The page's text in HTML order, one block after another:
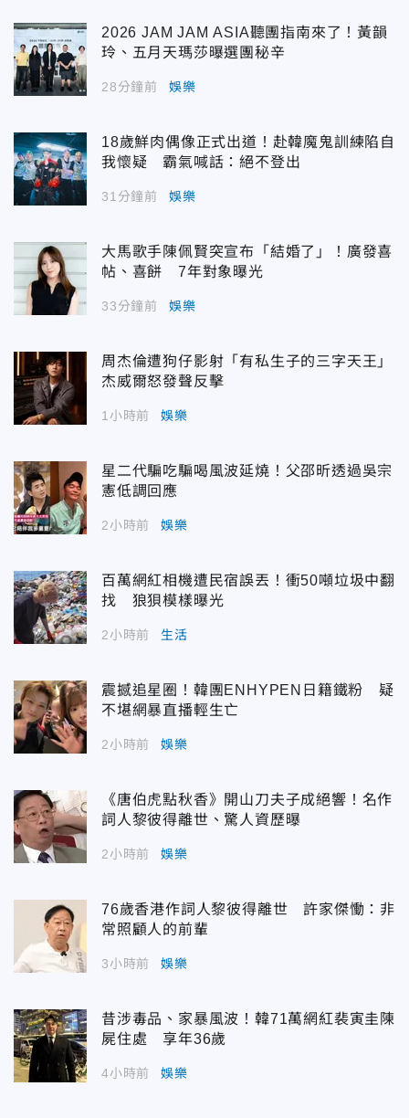
2026 JAM JAM ASIA聽團指南來了！黃韻
玲、五月天瑪莎曝選團秘辛
28分鐘前 娛樂
18歲鮮肉偶像正式出道！赴韓魔鬼訓練陷自
我懷疑 霸氣喊話：絕不登出
31分鐘前 娛樂
大馬歌手陳佩賢突宣布「結婚了」！廣發喜
帖、喜餅 7年對象曝光
33分鐘前 娛樂
周杰倫遭狗仔影射「有私生子的三字天王」
杰威爾怒發聲反擊
1小時前 娛樂
星二代騙吃騙喝風波延燒！父邵昕透過吳宗
憲低調回應
2小時前 娛樂
百萬網紅相機遭民宿誤丟！衝50噸垃圾中翻
找 狼狽模樣曝光
2小時前 生活
震撼追星圈！韓團ENHYPEN日籍鐵粉 疑
不堪網暴直播輕生亡
2小時前 娛樂
《唐伯虎點秋香》開山刀夫子成絕響！名作
詞人黎彼得離世、驚人資歷曝
2小時前 娛樂
76歲香港作詞人黎彼得離世 許家傑慟：非
常照顧人的前輩
3小時前 娛樂
昔涉毒品、家暴風波！韓71萬網紅裴寅圭陳
屍住處 享年36歲
4小時前 娛樂